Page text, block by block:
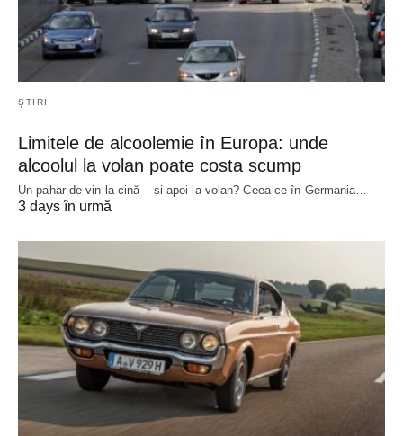
ȘTIRI
Limitele de alcoolemie în Europa: unde
alcoolul la volan poate costa scump
Un pahar de vin la cină – și apoi la volan? Ceea ce în Germania…
3 days în urmă